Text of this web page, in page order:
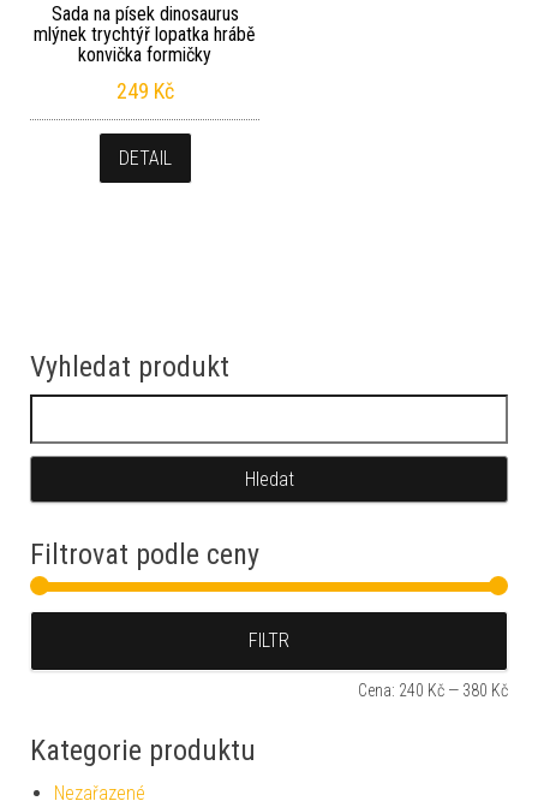
Sada na písek dinosaurus
mlýnek trychtýř lopatka hrábě
konvička formičky
249 Kč
DETAIL
Vyhledat produkt
Filtrovat podle ceny
FILTR
Cena: 240 Kč — 380 Kč
Kategorie produktu
Nezařazené